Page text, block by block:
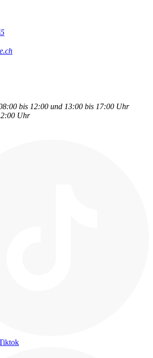
bis 12:00 und 13:00 bis 17:00 Uhr
Uhr